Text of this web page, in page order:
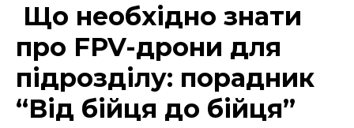
Що необхідно знати
про FPV-дрони для
підрозділу: порадник
“Від бійця до бійця”